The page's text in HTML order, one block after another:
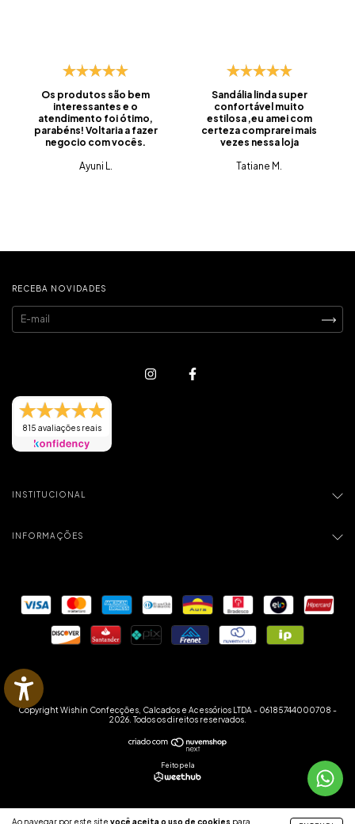
Ao navegar por este site você aceita o uso de cookies para
Os produtos são bem
interessantes e o
atendimento foi ótimo,
parabéns! Voltaria a fazer
negocio com vocês.
Ayuni L.
Sandália linda super
confortável muito
estilosa ,eu amei com
certeza comprarei mais
vezes nessa loja
Tatiane M.
RECEBA NOVIDADES
815 avaliações reais
INSTITUCIONAL
INFORMAÇÕES
Copyright Wishin Confecções, Calcados e Acessórios LTDA - 06185744000708 -
2026. Todos os direitos reservados.
Feito pela